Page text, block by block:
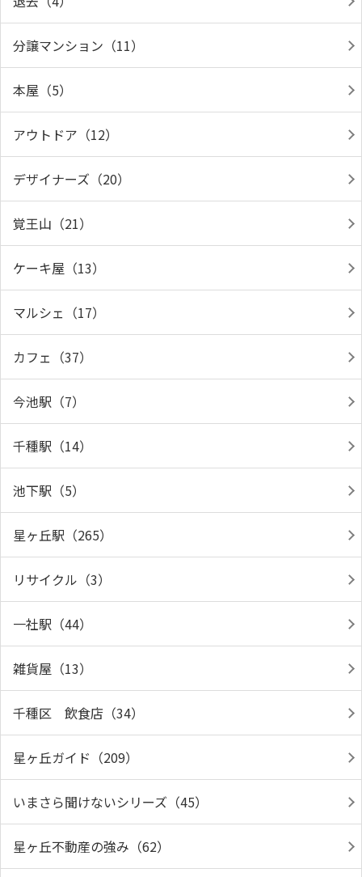
分譲マンション（11）
本屋（5）
アウトドア（12）
デザイナーズ（20）
覚王山（21）
ケーキ屋（13）
マルシェ（17）
カフェ（37）
今池駅（7）
千種駅（14）
池下駅（5）
星ヶ丘駅（265）
リサイクル（3）
一社駅（44）
雑貨屋（13）
千種区 飲食店（34）
星ヶ丘ガイド（209）
いまさら聞けないシリーズ（45）
星ヶ丘不動産の強み（62）